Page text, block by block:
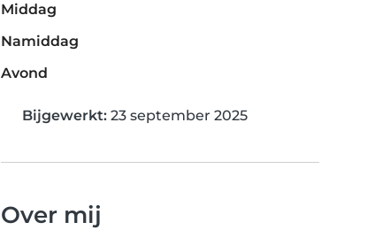
Middag
Namiddag
Avond
Bijgewerkt: 23 september 2025
Over mij